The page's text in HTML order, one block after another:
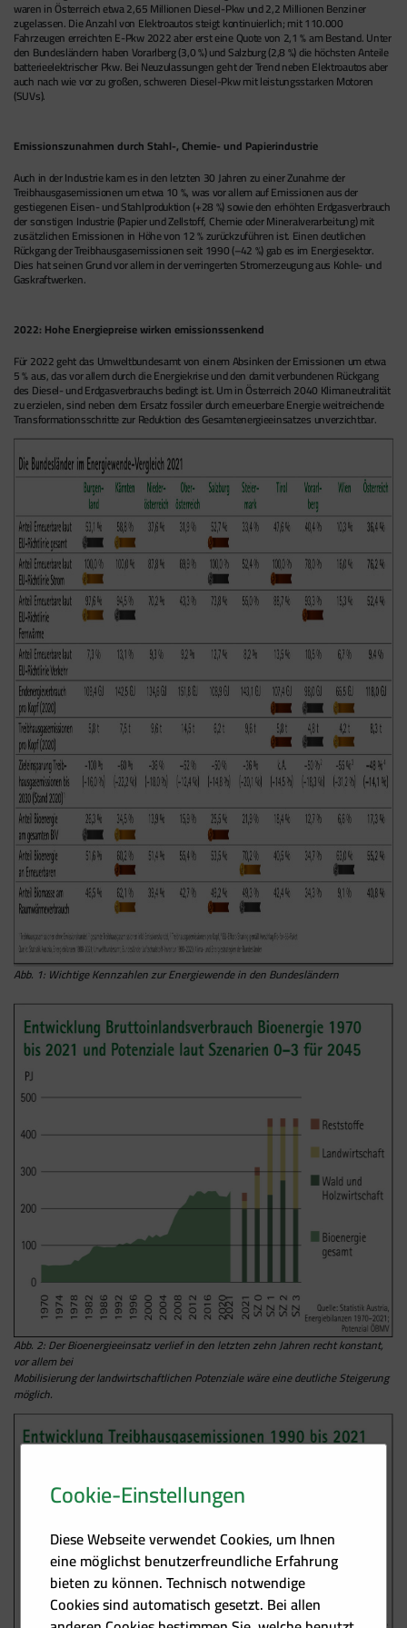
waren in Österreich etwa 2,65 Millionen Diesel-Pkw und 2,2 Millionen Benziner
zugelassen. Die Anzahl von Elektroautos steigt kontinuierlich; mit 110.000
Fahrzeugen erreichten E-Pkw 2022 aber erst eine Quote von 2,1 % am Bestand. Unter
den Bundesländern haben Vorarlberg (3,0 %) und Salzburg (2,8 %) die höchsten Anteile
batterieelektrischer Pkw. Bei Neuzulassungen geht der Trend neben Elektroautos aber
auch nach wie vor zu großen, schweren Diesel-Pkw mit leistungsstarken Motoren
(SUVs).
Emissionszunahmen durch Stahl-, Chemie- und Papierindustrie
Auch in der Industrie kam es in den letzten 30 Jahren zu einer Zunahme der
Treibhausgasemissionen um etwa 10 %, was vor allem auf Emissionen aus der
gestiegenen Eisen- und Stahlproduktion (+28 %) sowie den erhöhten Erdgasverbrauch
der sonstigen Industrie (Papier und Zellstoff, Chemie oder Mineralverarbeitung) mit
zusätzlichen Emissionen in Höhe von 12 % zurückzuführen ist. Einen deutlichen
Rückgang der Treibhausgasemissionen seit 1990 (–42 %) gab es im Energiesektor.
Dies hat seinen Grund vor allem in der verringerten Stromerzeugung aus Kohle- und
Gaskraftwerken.
2022: Hohe Energiepreise wirken emissionssenkend
Für 2022 geht das Umweltbundesamt von einem Absinken der Emissionen um etwa
5 % aus, das vor allem durch die Energiekrise und den damit verbundenen Rückgang
des Diesel- und Erdgasverbrauchs bedingt ist. Um in Österreich 2040 Klimaneutralität
zu erzielen, sind neben dem Ersatz fossiler durch erneuerbare Energie weitreichende
Transformationsschritte zur Reduktion des Gesamtenergieeinsatzes unverzichtbar.
Abb. 1: Wichtige Kennzahlen zur Energiewende in den Bundesländern
Abb. 2: Der Bioenergieeinsatz verlief in den letzten zehn Jahren recht konstant,
vor allem bei
Mobilisierung der landwirtschaftlichen Potenziale wäre eine deutliche Steigerung
möglich.
Cookie-Einstellungen
Diese Webseite verwendet Cookies, um Ihnen
eine möglichst benutzerfreundliche Erfahrung
bieten zu können. Technisch notwendige
Cookies sind automatisch gesetzt. Bei allen